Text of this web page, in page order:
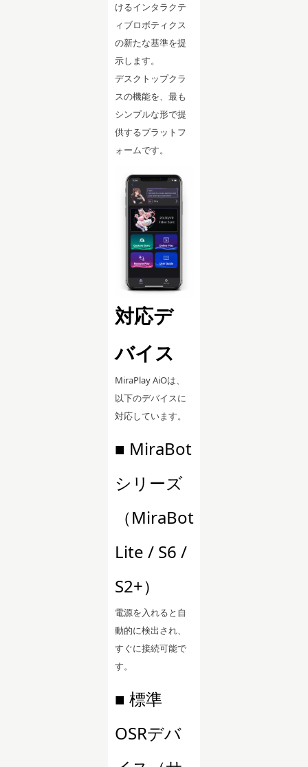
けるインタラクテ
ィブロボティクス
の新たな基準を提
示します。
デスクトップクラ
スの機能を、最も
シンプルな形で提
供するプラットフ
ォームです。
対応デ
バイス
MiraPlay AiOは、
以下のデバイスに
対応しています。
■ MiraBot
シリーズ
（MiraBot
Lite / S6 /
S2+）
電源を入れると自
動的に検出され、
すぐに接続可能で
す。
■ 標準
OSRデバ